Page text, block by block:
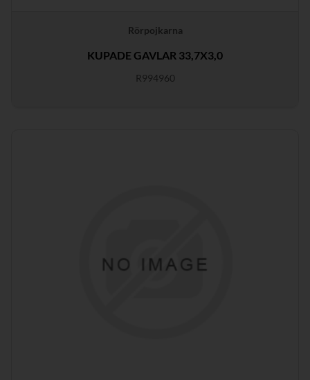
Rörpojkarna
KUPADE GAVLAR 33,7X3,0
R994960